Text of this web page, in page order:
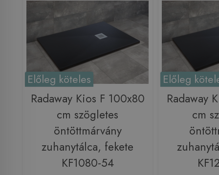
Előleg köteles
Radaway Kios F 100x80
cm szögletes
öntöttmárvány
zuhanytálca, fekete
KF1080-54
Előleg
Radaway
cm